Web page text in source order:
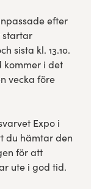
efter
startar
sista kl. 13.10.
kommer i det
vecka före
Expo i
du hämtar den
för att
ute i god tid.